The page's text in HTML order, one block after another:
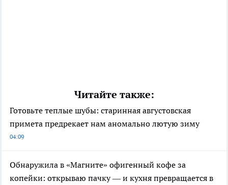
Читайте также:
Готовьте теплые шубы: старинная августовская
примета предрекает нам аномально лютую зиму
04:09
Обнаружила в «Магните» офигенный кофе за
копейки: открываю пачку — и кухня превращается в